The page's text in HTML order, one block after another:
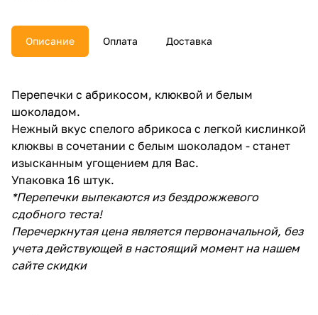
Описание Оплата Доставка
Перепечки с абрикосом, клюквой и белым
шоколадом.
Нежный вкус спелого абрикоса с легкой кислинкой
клюквы в сочетании с белым шоколадом - станет
изысканным угощением для Вас.
Упаковка 16 штук.
*Перепечки выпекаются из бездрожжевого
сдобного теста!
Перечеркнутая цена является первоначальной, без
учета действующей в настоящий момент на нашем
сайте скидки